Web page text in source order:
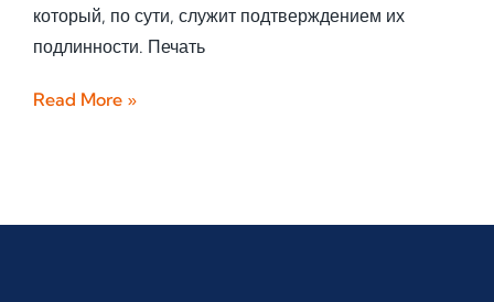
который, по сути, служит подтверждением их
подлинности. Печать
Read More »